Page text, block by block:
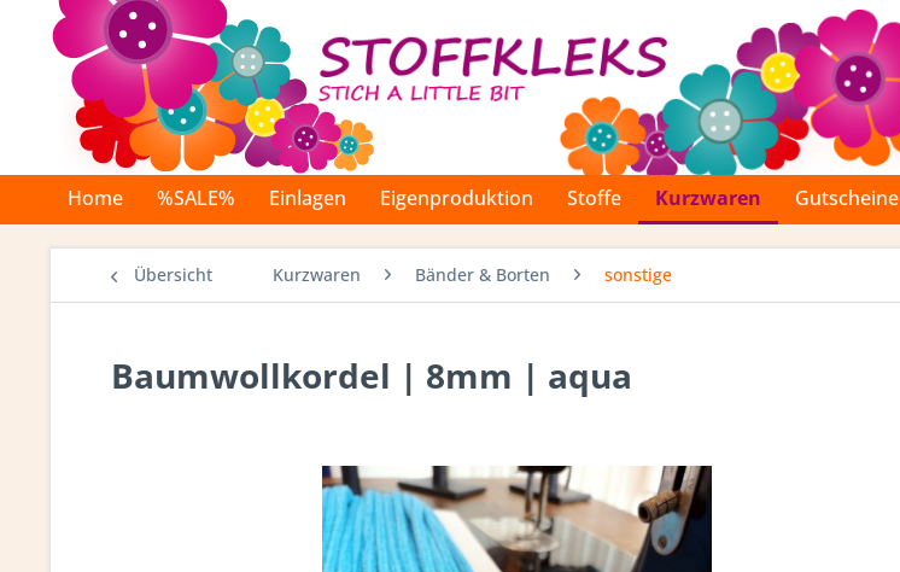
Home %SALE% Einlagen Eigenproduktion Stoffe Kurzwaren Gutscheine
Übersicht Kurzwaren Bänder & Borten sonstige
Baumwollkordel | 8mm | aqua